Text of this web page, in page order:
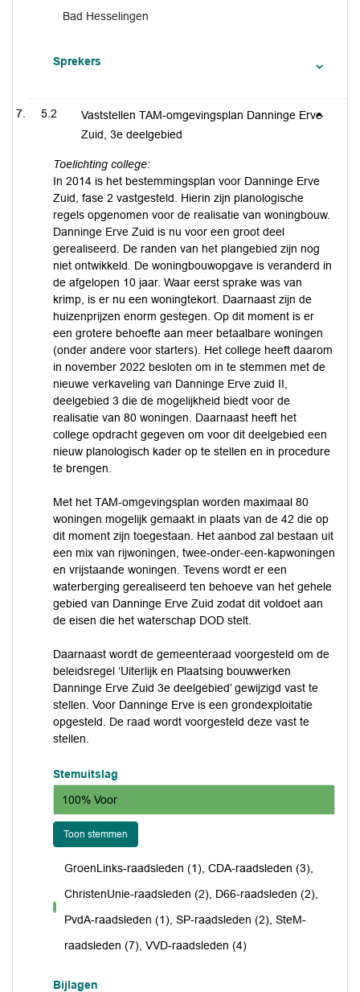
Bad Hesselingen
Sprekers
5.2
Vaststellen TAM-omgevingsplan Danninge Erve
Zuid, 3e deelgebied
Toelichting college:
In 2014 is het bestemmingsplan voor Danninge Erve
Zuid, fase 2 vastgesteld. Hierin zijn planologische
regels opgenomen voor de realisatie van woningbouw.
Danninge Erve Zuid is nu voor een groot deel
gerealiseerd. De randen van het plangebied zijn nog
niet ontwikkeld. De woningbouwopgave is veranderd in
de afgelopen 10 jaar. Waar eerst sprake was van
krimp, is er nu een woningtekort. Daarnaast zijn de
huizenprijzen enorm gestegen. Op dit moment is er
een grotere behoefte aan meer betaalbare woningen
(onder andere voor starters). Het college heeft daarom
in november 2022 besloten om in te stemmen met de
nieuwe verkaveling van Danninge Erve zuid II,
deelgebied 3 die de mogelijkheid biedt voor de
realisatie van 80 woningen. Daarnaast heeft het
college opdracht gegeven om voor dit deelgebied een
nieuw planologisch kader op te stellen en in procedure
te brengen.
Met het TAM-omgevingsplan worden maximaal 80
woningen mogelijk gemaakt in plaats van de 42 die op
dit moment zijn toegestaan. Het aanbod zal bestaan uit
een mix van rijwoningen, twee-onder-een-kapwoningen
en vrijstaande woningen. Tevens wordt er een
waterberging gerealiseerd ten behoeve van het gehele
gebied van Danninge Erve Zuid zodat dit voldoet aan
de eisen die het waterschap DOD stelt.
Daarnaast wordt de gemeenteraad voorgesteld om de
beleidsregel ‘Uiterlijk en Plaatsing bouwwerken
Danninge Erve Zuid 3e deelgebied’ gewijzigd vast te
stellen. Voor Danninge Erve is een grondexploitatie
opgesteld. De raad wordt voorgesteld deze vast te
stellen.
Stemuitslag
100% Voor
Toon stemmen
voor
GroenLinks-raadsleden (1), CDA-raadsleden (3),
ChristenUnie-raadsleden (2), D66-raadsleden (2),
PvdA-raadsleden (1), SP-raadsleden (2), SteM-
raadsleden (7), VVD-raadsleden (4)
Bijlagen